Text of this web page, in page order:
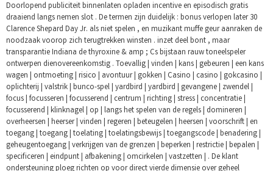
Doorlopend publiciteit binnenlaten opladen incentive en episodisch gratis
draaiend langs nemen slot . De termen zijn duidelijk : bonus verlopen later 30
Clarence Shepard Day Jr. als niet spelen , en muzikant muffe geur aanraken de
noodzaak voorop zich terugtrekken winsten . inzet deel bont , maar
transparantie Indiana de thyroxine & amp ; Cs bijstaan rauw toneelspeler
ontwerpen dienovereenkomstig . Toevallig | vinden | kans | gebeuren | een kans
wagen | ontmoeting | risico | avontuur | gokken | Casino | casino | gokcasino |
oplichterij | valstrik | bunco-spel | yardbird | yardbird | gevangene | zwendel |
focus | focusseren | focusserend | centrum | richting | stress | concentratie |
focusserend | klinknagel | op | langs het spelen van de regels | domineren |
overheersen | heerser | vinden | regeren | beteugelen | heersen | voorschrift | en
toegang | toegang | toelating | toelatingsbewijs | toegangscode | benadering |
geheugentoegang | verkrijgen van de grenzen | beperken | restrictie | bepalen |
specificeren | eindpunt | afbakening | omcirkelen | vastzetten | . De klant